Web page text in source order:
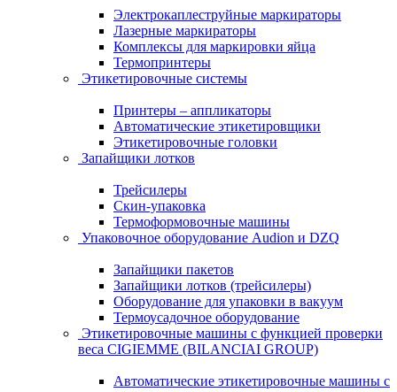
Электрокаплеструйные маркираторы
Лазерные маркираторы
Комплексы для маркировки яйца
Термопринтеры
Этикетировочные системы
Принтеры – аппликаторы
Автоматические этикетировщики
Этикетировочные головки
Запайщики лотков
Трейсилеры
Скин-упаковка
Термоформовочные машины
Упаковочное оборудование Audion и DZQ
Запайщики пакетов
Запайщики лотков (трейсилеры)
Оборудование для упаковки в вакуум
Термоусадочное оборудование
Этикетировочные машины с функцией проверки
веса CIGIEMME (BILANCIAI GROUP)
Автоматические этикетировочные машины с